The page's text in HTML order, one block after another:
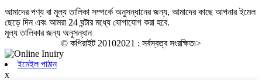
আমাদের পণ্য বা মূল্য তালিকা সম্পর্কে অনুসন্ধানের জন্য, আমাদের কাছে আপনার ইমেল
ছেড়ে দিন এবং আমরা 24 ঘন্টার মধ্যে যোগাযোগ করা হবে.
মূল্য তালিকার জন্য অনুসন্ধান
© কপিরাইট 20102021 : সর্বস্বত্ব সংরক্ষিত৷>
ইমেইল পাঠান
x